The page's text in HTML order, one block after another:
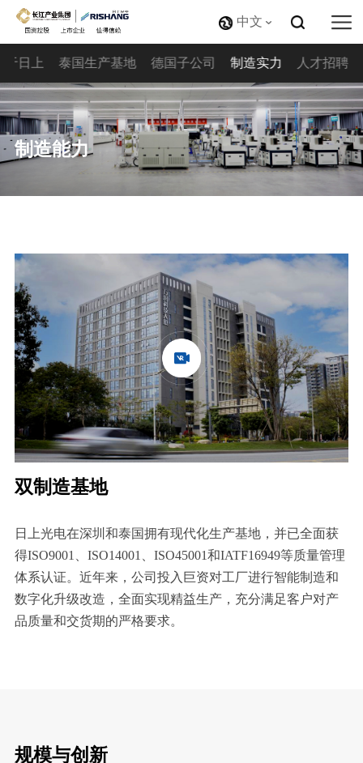
中文
于日上 泰国生产基地 德国子公司 制造实力 人才招聘
制造能力
双制造基地
日上光电在深圳和泰国拥有现代化生产基地，并已全面获
得ISO9001、ISO14001、ISO45001和IATF16949等质量管理
体系认证。近年来，公司投入巨资对工厂进行智能制造和
数字化升级改造，全面实现精益生产，充分满足客户对产
品质量和交货期的严格要求。
规模与创新